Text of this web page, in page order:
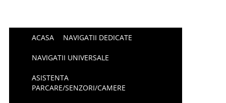
ACASA NAVIGATII DEDICATE
NAVIGATII UNIVERSALE
ASISTENTA
PARCARE/SENZORI/CAMERE